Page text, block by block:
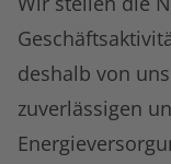
deshalb von
zuverlässigen